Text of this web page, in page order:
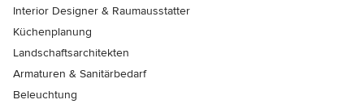
Interior Designer & Raumausstatter
Küchenplanung
Landschaftsarchitekten
Armaturen & Sanitärbedarf
Beleuchtung